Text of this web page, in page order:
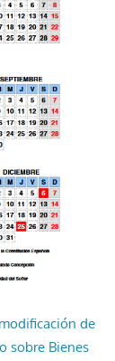
de
sobre Bienes